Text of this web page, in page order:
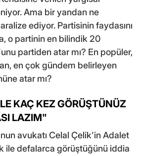
Ama bir yandan ne
ediyor. Partisinin faydasını
o partinin en bilindik 20
partiden atar mı? En popüler,
en çok gündem belirleyen
atar mı?
KAÇ KEZ GÖRÜŞTÜNÜZ
LAZIM"
avukatı Celal Çelik'in Adalet
ile defalarca görüştüğünü iddia